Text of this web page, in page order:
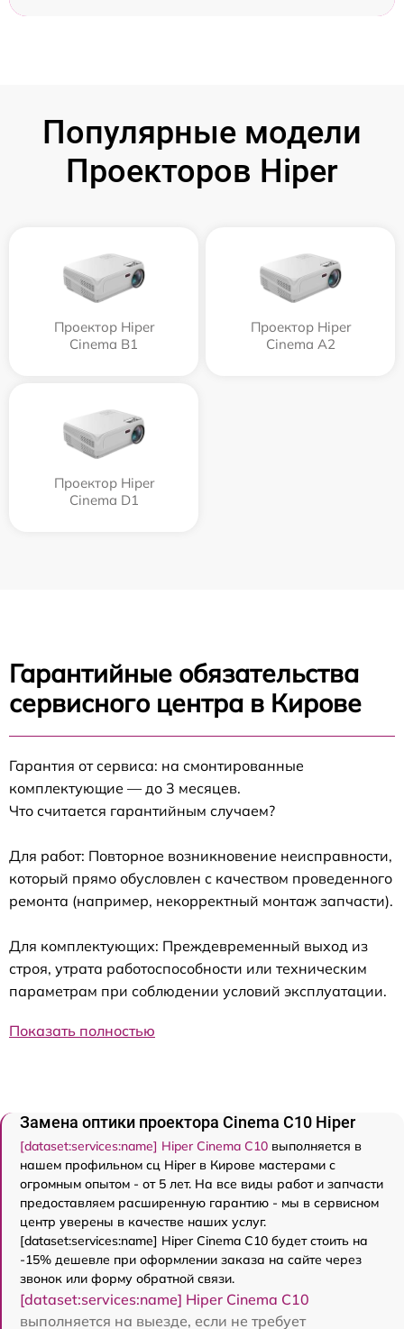
Популярные модели
Проекторов Hiper
Проектор Hiper
Cinema B1
Проектор Hiper
Cinema A2
Проектор Hiper
Cinema D1
Гарантийные обязательства
сервисного центра в Кирове
Гарантия от сервиса: на смонтированные
комплектующие — до 3 месяцев.
Что считается гарантийным случаем?
Для работ: Повторное возникновение неисправности,
который прямо обусловлен с качеством проведенного
ремонта (например, некорректный монтаж запчасти).
Для комплектующих: Преждевременный выход из
строя, утрата работоспособности или техническим
параметрам при соблюдении условий эксплуатации.
Показать полностью
Замена оптики проектора Cinema C10 Hiper
[dataset:services:name] Hiper Cinema C10 выполняется в
нашем профильном сц Hiper в Кирове мастерами с
огромным опытом - от 5 лет. На все виды работ и запчасти
предоставляем расширенную гарантию - мы в сервисном
центр уверены в качестве наших услуг.
[dataset:services:name] Hiper Cinema C10 будет стоить на
-15% дешевле при оформлении заказа на сайте через
звонок или форму обратной связи.
[dataset:services:name] Hiper Cinema C10
выполняется на выезде, если не требует